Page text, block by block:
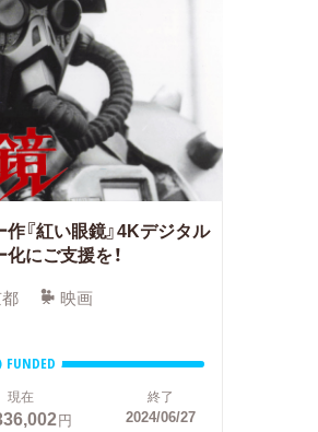
『紅い眼鏡』4Kデジタル
にご支援を！
映画
FUNDED
現在
円
終了
2024/06/27